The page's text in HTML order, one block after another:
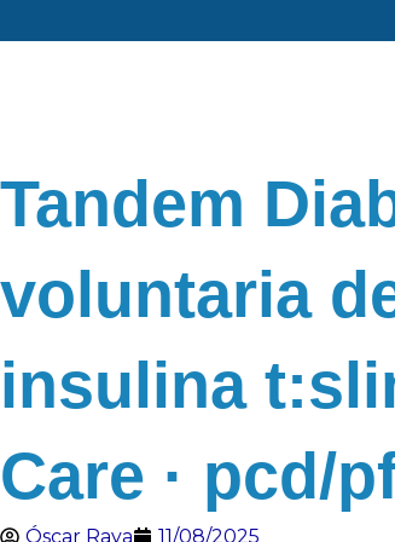
al
Tandem
voluntaria
insulina
Care · pcd/
Óscar Raya 11/08/2025